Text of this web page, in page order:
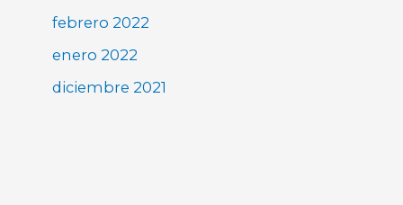
febrero 2022
enero 2022
diciembre 2021